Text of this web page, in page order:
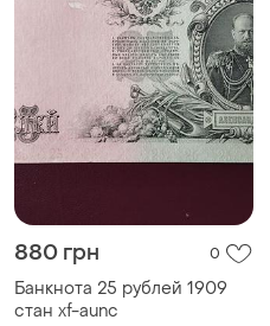
880 грн 0
Банкнота 25 рублей 1909
стан xf-aunc